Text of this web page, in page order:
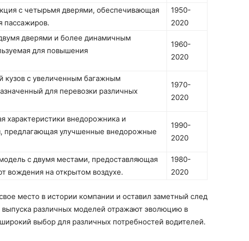
с четырьмя дверями, обеспечивающая
пассажиров.
1950-
2020
дверями и более динамичным
для повышения
1960-
2020
кузов с увеличенным багажным
для перевозки различных
1970-
2020
характеристики внедорожника и
предлагающая улучшенные внедорожные
1990-
2020
с двумя местами, предоставляющая
вождения на открытом воздухе.
1980-
2020
место в истории компании и оставил заметный след
различных моделей отражают эволюцию в
выбор для различных потребностей водителей.